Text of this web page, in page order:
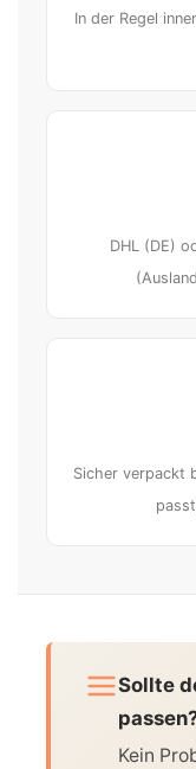
In der Regel
DHL (DE)
Sicher verpackt
Sollte
Kein